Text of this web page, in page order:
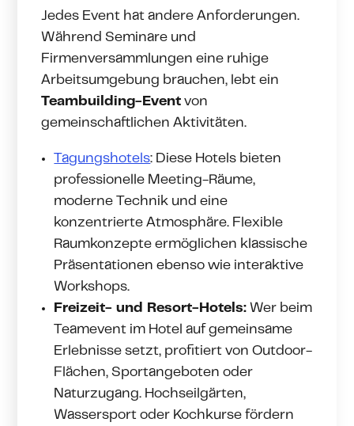
Jedes Event hat andere Anforderungen.
Während Seminare und
Firmenversammlungen eine ruhige
Arbeitsumgebung brauchen, lebt ein
Teambuilding-Event von
gemeinschaftlichen Aktivitäten.
Tagungshotels: Diese Hotels bieten
professionelle Meeting-Räume,
moderne Technik und eine
konzentrierte Atmosphäre. Flexible
Raumkonzepte ermöglichen klassische
Präsentationen ebenso wie interaktive
Workshops.
Freizeit- und Resort-Hotels: Wer beim
Teamevent im Hotel auf gemeinsame
Erlebnisse setzt, profitiert von Outdoor-
Flächen, Sportangeboten oder
Naturzugang. Hochseilgärten,
Wassersport oder Kochkurse fördern